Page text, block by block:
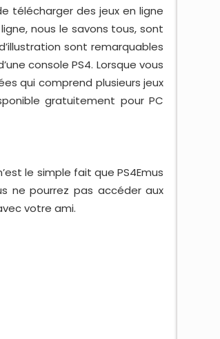
télécharger des jeux en ligne
nous le savons tous, sont
sont remarquables
console PS4. Lorsque vous
qui comprend plusieurs jeux
gratuitement pour PC
le simple fait que PS4Emus
ne pourrez pas accéder aux
votre ami.